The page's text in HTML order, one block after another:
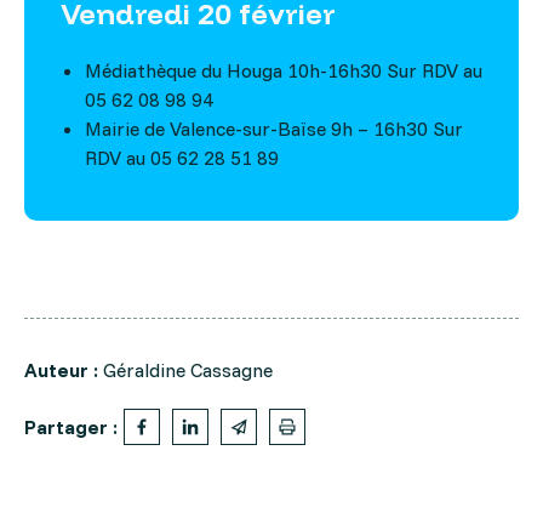
Vendredi 20 février
Médiathèque du Houga 10h-16h30 Sur RDV au
05 62 08 98 94
Mairie de Valence-sur-Baïse 9h – 16h30 Sur
RDV au 05 62 28 51 89
Auteur : Géraldine Cassagne
Partager :